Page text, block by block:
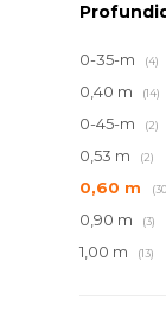
0-35-m (4)
0,40 m (14)
0-45-m (2)
0,53 m (2)
0,60 m
0,90 m (3)
1,00 m (13)